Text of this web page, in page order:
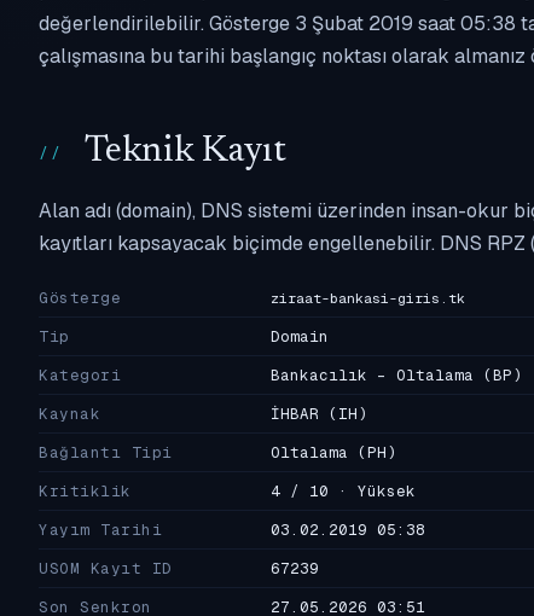
değerlendirilebilir. Gösterge 3 Şubat 2019 saat 05:38
çalışmasına bu tarihi başlangıç noktası olarak almanız
Teknik Kayıt
Alan adı (domain), DNS sistemi üzerinden insan-okur
kayıtları kapsayacak biçimde engellenebilir. DNS
Gösterge ziraat-bankasi-giris.tk
Tip
Domain
Kategori
Bankacılık - Oltalama (BP)
Kaynak
İHBAR (IH)
Bağlantı Tipi
Oltalama (PH)
Kritiklik
4 / 10 · Yüksek
Yayım Tarihi
03.02.2019 05:38
USOM Kayıt ID
67239
Son Senkron
27.05.2026 03:51